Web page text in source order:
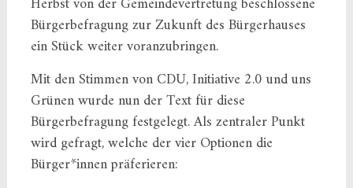
Bürgerbefragung zur Zukunft des Bürgerhauses
ein Stück weiter voranzubringen.
Mit den Stimmen von CDU, Initiative 2.0 und uns
Grünen wurde nun der Text für diese
Bürgerbefragung festgelegt. Als zentraler Punkt
wird gefragt, welche der vier Optionen die
Bürger*innen präferieren: